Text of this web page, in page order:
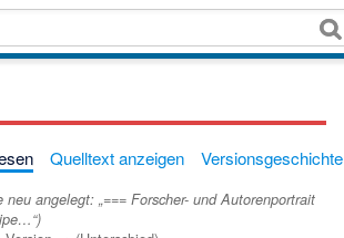
Quelltext anzeigen Versionsgeschichte
neu angelegt: „=== Forscher- und Autorenportrait